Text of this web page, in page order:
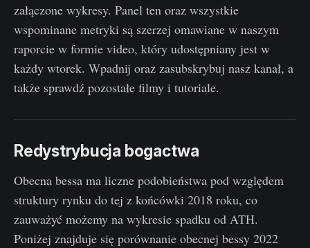
załączone wykresy. Panel ten oraz wszystkie
wspominane metryki są szerzej omawiane w naszym
raporcie w formie video, który udostępniany jest w
każdy wtorek. Wpadnij oraz zasubskrybuj nasz kanał, a
także sprawdź pozostałe filmy i tutoriale.
Redystrybucja bogactwa
Obecna bessa ma liczne podobieństwa pod względem
struktury rynku do tej z końcówki 2018 roku, co
zauważyć możemy na wykresie spadku od ATH.
Poniżej znajduje się porównanie obecnej bessy 2022